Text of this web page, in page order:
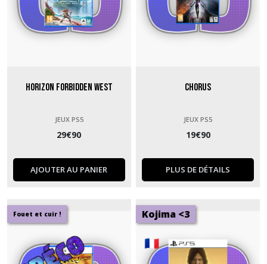
Horizon Forbidden West
JEUX PS5
29€90
AJOUTER AU PANIER
Chorus
JEUX PS5
19€90
PLUS DE DÉTAILS
Fouet et cuir ! Kojima <3